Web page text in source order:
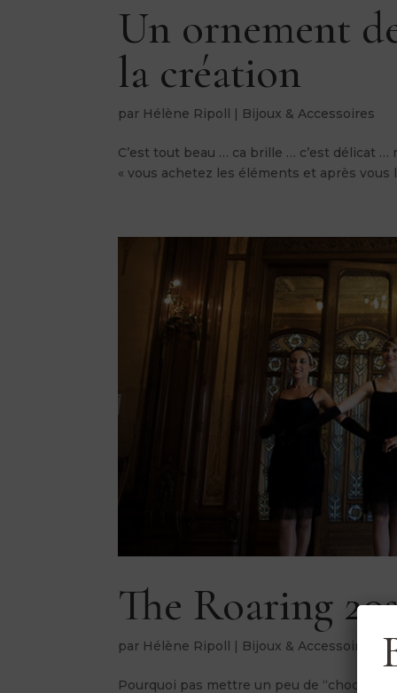
Un ornement
la création
par Hélène Ripoll | Bijoux & Accessoires
C’est tout beau … ca brille … c’est délicat …
« vous achetez les éléments et après vous
The Roaring
par Hélène Ripoll | Bijoux & Accessoires
Pourquoi pas mettre un peu de